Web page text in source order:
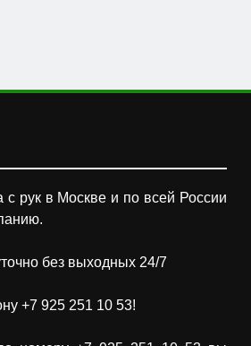
с рук в Москве и по всей России
без выходных 24/7
+7 925 251 10 53!